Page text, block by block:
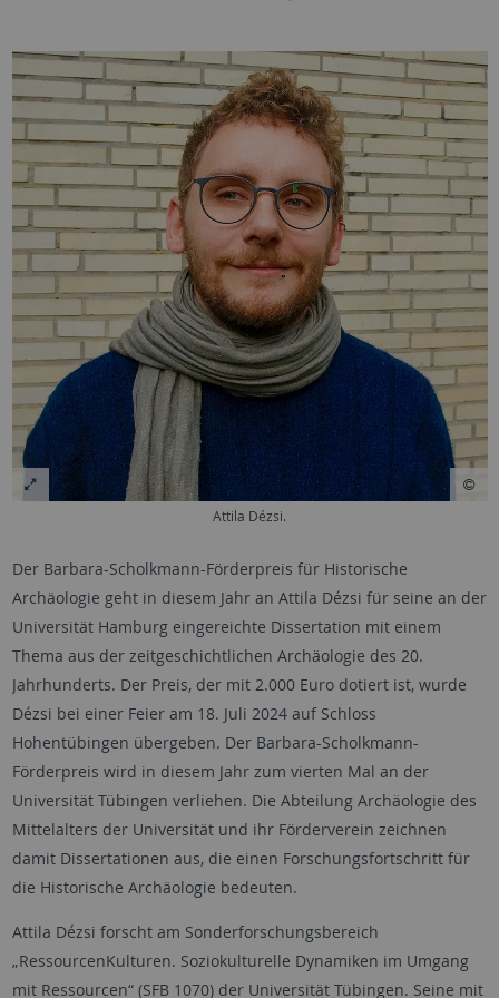
Attila Dézsi.
Der Barbara-Scholkmann-Förderpreis für Historische
Archäologie geht in diesem Jahr an Attila Dézsi für seine an der
Universität Hamburg eingereichte Dissertation mit einem
Thema aus der zeitgeschichtlichen Archäologie des 20.
Jahrhunderts. Der Preis, der mit 2.000 Euro dotiert ist, wurde
Dézsi bei einer Feier am 18. Juli 2024 auf Schloss
Hohentübingen übergeben. Der Barbara-Scholkmann-
Förderpreis wird in diesem Jahr zum vierten Mal an der
Universität Tübingen verliehen. Die Abteilung Archäologie des
Mittelalters der Universität und ihr Förderverein zeichnen
damit Dissertationen aus, die einen Forschungsfortschritt für
die Historische Archäologie bedeuten.
Attila Dézsi forscht am Sonderforschungsbereich
„RessourcenKulturen. Soziokulturelle Dynamiken im Umgang
mit Ressourcen“ (SFB 1070) der Universität Tübingen. Seine mit